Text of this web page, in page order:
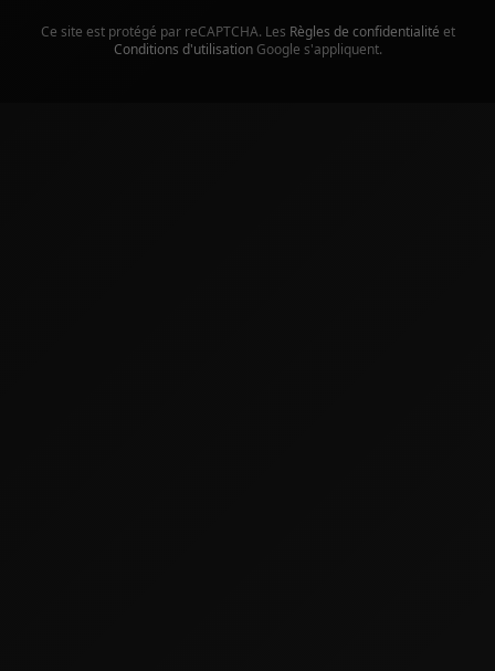
Ce site est protégé par reCAPTCHA. Les Règles de confidentialité et
Conditions d'utilisationGoogle s'appliquent.